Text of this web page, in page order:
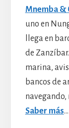
Mnemba &
uno en
llega en
de
marina,
bancos de
Saber más…